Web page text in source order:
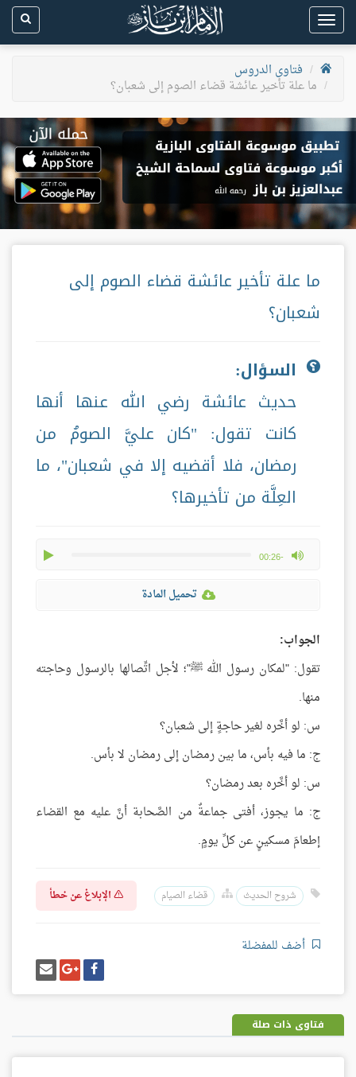
Toggle
navigation
فتاوى الدروس
ما علة تأخير عائشة قضاء الصوم إلى شعبان؟
ما علة تأخير عائشة قضاء الصوم إلى
شعبان؟
السؤال:
حديث عائشة رضي الله عنها أنها
كانت تقول: "كان عليَّ الصومُ من
رمضان، فلا أقضيه إلا في شعبان"، ما
العِلَّة من تأخيرها؟
-00:26
max volume
تحميل المادة
الجواب:
تقول: "لمكان رسول الله ﷺ"؛ لأجل اتِّصالها بالرسول وحاجته
منها.
س: لو أخَّره لغير حاجةٍ إلى شعبان؟
ج: ما فيه بأس، ما بين رمضان إلى رمضان لا بأس.
س: لو أخَّره بعد رمضان؟
ج: ما يجوز، أفتى جماعةٌ من الصَّحابة أنَّ عليه مع القضاء
إطعامَ مسكينٍ عن كلِّ يومٍ.
شروح الحديث قضاء الصيام الإبلاغ عن خطأ
أضف للمفضلة
شارك
على
فيسبوك
شارك
على
غوغل
بلس
إرسل
إيميل
فتاوى ذات صلة